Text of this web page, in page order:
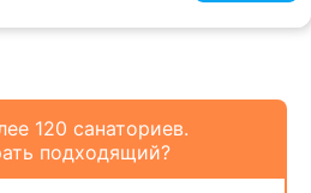
120 санаториев.
подходящий?